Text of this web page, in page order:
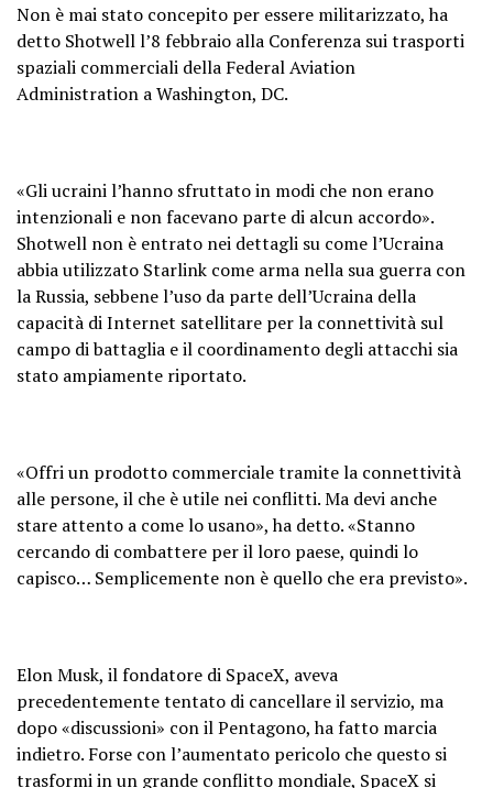
Non è mai stato concepito per essere militarizzato, ha
detto Shotwell l’8 febbraio alla Conferenza sui trasporti
spaziali commerciali della Federal Aviation
Administration a Washington, DC.
«Gli ucraini l’hanno sfruttato in modi che non erano
intenzionali e non facevano parte di alcun accordo».
Shotwell non è entrato nei dettagli su come l’Ucraina
abbia utilizzato Starlink come arma nella sua guerra con
la Russia, sebbene l’uso da parte dell’Ucraina della
capacità di Internet satellitare per la connettività sul
campo di battaglia e il coordinamento degli attacchi sia
stato ampiamente riportato.
«Offri un prodotto commerciale tramite la connettività
alle persone, il che è utile nei conflitti. Ma devi anche
stare attento a come lo usano», ha detto. «Stanno
cercando di combattere per il loro paese, quindi lo
capisco… Semplicemente non è quello che era previsto».
Elon Musk, il fondatore di SpaceX, aveva
precedentemente tentato di cancellare il servizio, ma
dopo «discussioni» con il Pentagono, ha fatto marcia
indietro. Forse con l’aumentato pericolo che questo si
trasformi in un grande conflitto mondiale, SpaceX si